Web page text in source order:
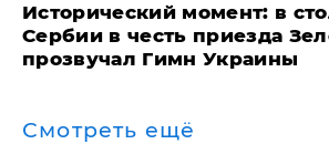
Исторический момент: в
Сербии в честь приезда
прозвучал Гимн Украины
Смотреть ещё